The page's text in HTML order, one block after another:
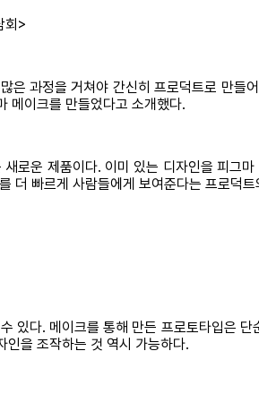
회>
과정을 거쳐야 간신히 프로덕트로 만들
메이크를 만들었다고 소개했다.
로운 제품이다. 이미 있는 디자인을 피그
더 빠르게 사람들에게 보여준다는 프로덕
있다. 메이크를 통해 만든 프로토타입은
인을 조작하는 것 역시 가능하다.